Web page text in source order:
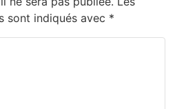
sont indiqués avec *